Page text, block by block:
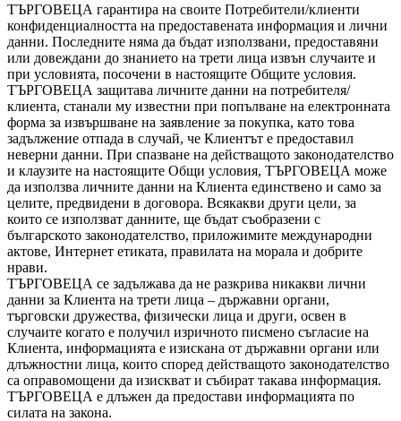
ТЪРГОВЕЦА гарантира на своите Потребители/клиенти
конфиденциалността на предоставената информация и лични
данни. Последните няма да бъдат използвани, предоставяни
или довеждани до знанието на трети лица извън случаите и
при условията, посочени в настоящите Общите условия.
ТЪРГОВЕЦА защитава личните данни на потребителя/
клиента, станали му известни при попълване на електронната
форма за извършване на заявление за покупка, като това
задължение отпада в случай, че Клиентът е предоставил
неверни данни. При спазване на действащото законодателство
и клаузите на настоящите Общи условия, ТЪРГОВЕЦА може
да използва личните данни на Клиента единствено и само за
целите, предвидени в договора. Всякакви други цели, за
които се използват данните, ще бъдат съобразени с
българското законодателство, приложимите международни
актове, Интернет етиката, правилата на морала и добрите
нрави.
ТЪРГОВЕЦА се задължава да не разкрива никакви лични
данни за Клиента на трети лица – държавни органи,
търговски дружества, физически лица и други, освен в
случаите когато е получил изричното писмено съгласие на
Клиента, информацията е изискана от държавни органи или
длъжностни лица, които според действащото законодателство
са оправомощени да изискват и събират такава информация.
ТЪРГОВЕЦА е длъжен да предостави информацията по
силата на закона.